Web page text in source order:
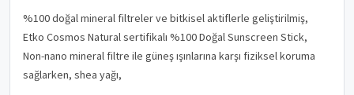
%100 doğal mineral filtreler ve bitkisel aktiflerle geliştirilmiş,
Etko Cosmos Natural sertifikalı %100 Doğal Sunscreen Stick,
Non-nano mineral filtre ile güneş ışınlarına karşı fiziksel koruma
sağlarken, shea yağı,